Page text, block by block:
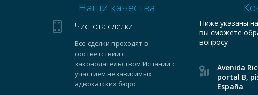
Наши качества
Чистота сделки
Все сделки проходят в
соответствии с
законодательством Испании с
участием независимых
адвокатских бюро
Ниже указаны
вы сможете
вопросу
Avenida
portal B,
España